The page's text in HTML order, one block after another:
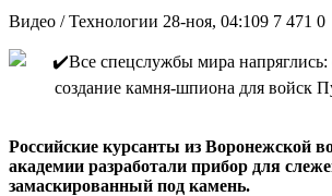
Видео / Технологии 28-ноя, 04:109 7 471 0
Российские курсанты из Воронежской
академии разработали прибор для
замаскированный под камень.